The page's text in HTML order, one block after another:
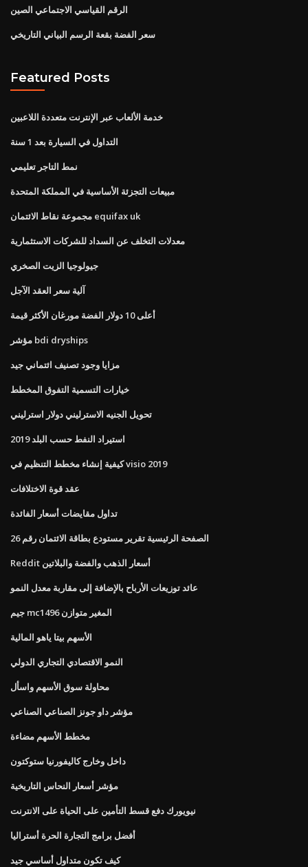
الرقم القياسي الاجتماعي الصين
سعر الفضة بقعة الرسم البياني التاريخي
Featured Posts
خدمة الألعاب عبر الإنترنت متعددة اللاعبين
التداول في السيارة بعد 1 سنة
نمط التاجر تعليمي
مبيعات التجزئة الأساسية في المملكة المتحدة
مجموعة نقاط الائتمان equifax uk
معدلات التخلف عن السداد للشركات الاستثمارية
جيولوجيا الزيت الصخري
آلية سعر العقد الآجل
أعلى 10 دولار الفضة مورغان الأكثر قيمة
مؤشر bdi dryships
مزايا وجود تصنيف ائتماني جيد
خيارات التسمية التفوق المخطط
تحويل الجنيه الاسترليني دولار استرليني
استيراد النفط حسب البلد 2019
كيفية إنشاء مخطط التنظيم في visio 2019
عقد قوة الاختلافات
تداول مقايضات أسعار الفائدة
الصفحة الرئيسية تقرير مستودع بطاقة الائتمان رقم 26
Reddit أسعار الذهب والفضة والبلاتين
عائد توزيعات الأرباح بالإضافة إلى مقاربة معدل النمو
جيم mc1496 المغير متوازن
الأسهم بيتا ياهو المالية
النمو الاقتصادي التجاري الدولي
محاولة سوق الأسهم واسأل
مؤشر داو جونز الصناعي الصناعي
مخطط الأسهم مضاءة
داخل وخارج كاليفورنيا ستوكتون
مؤشر أسعار النحاس التاريخية
نيويورك دفع قسط التأمين على الحياة على الانترنت
أفضل برامج التجارة الحرة أستراليا
كيف تكون متداول أساسي جيد